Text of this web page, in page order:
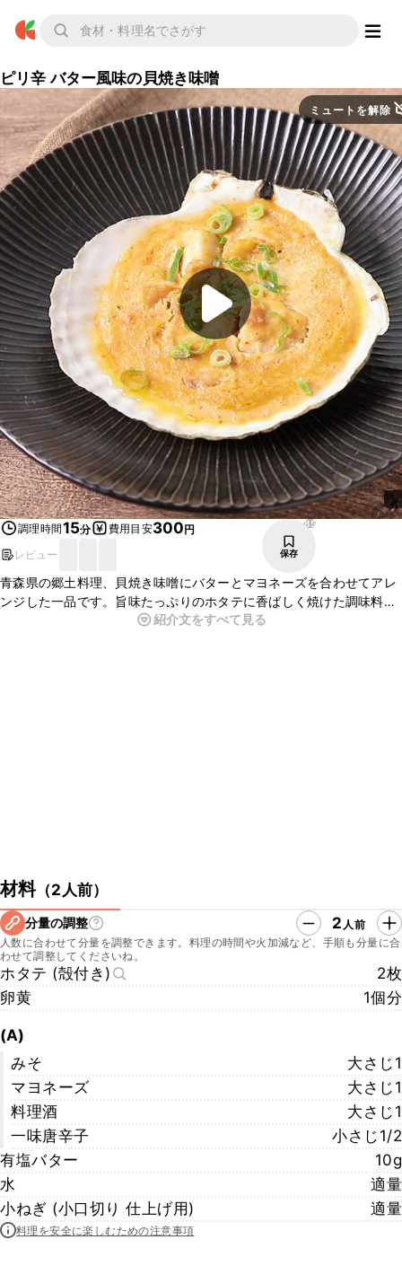
ピリ辛 バター風味の貝焼き味噌
ミュートを解除
調理時間15分 費用目安300円
レビュー
85
保存
青森県の郷土料理、貝焼き味噌にバターとマヨネーズを合わせてアレ
ンジした一品です。旨味たっぷりのホタテに香ばしく焼けた調味料が
マッチしてたまらない美味しさですよ。ピリっと一味唐辛子が効い
紹介文をすべて見る
材料（2人前）
分量の調整 2 人前
人数に合わせて分量を調整できます。料理の時間や火加減など、手順も分量に合
わせて調整してくださいね。
ホタテ (殻付き)
2枚
卵黄
1個分
(A)
みそ
大さじ1
マヨネーズ
大さじ1
料理酒
大さじ1
一味唐辛子
小さじ1/2
有塩バター
10g
水
適量
小ねぎ (小口切り 仕上げ用)
適量
料理を安全に楽しむための注意事項